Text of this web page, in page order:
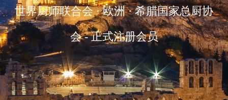
世界厨师联合会 · 欧洲 · 希腊国家总厨协
会 - 正式注册会员